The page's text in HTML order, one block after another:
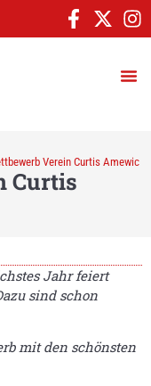
Verein Curtis Amewic
Curtis
Jahr feiert
sind schon
mit den schönsten